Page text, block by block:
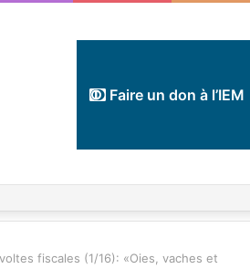
Faire un don à l’IEM
fiscales (1/16): «Oies, vaches et